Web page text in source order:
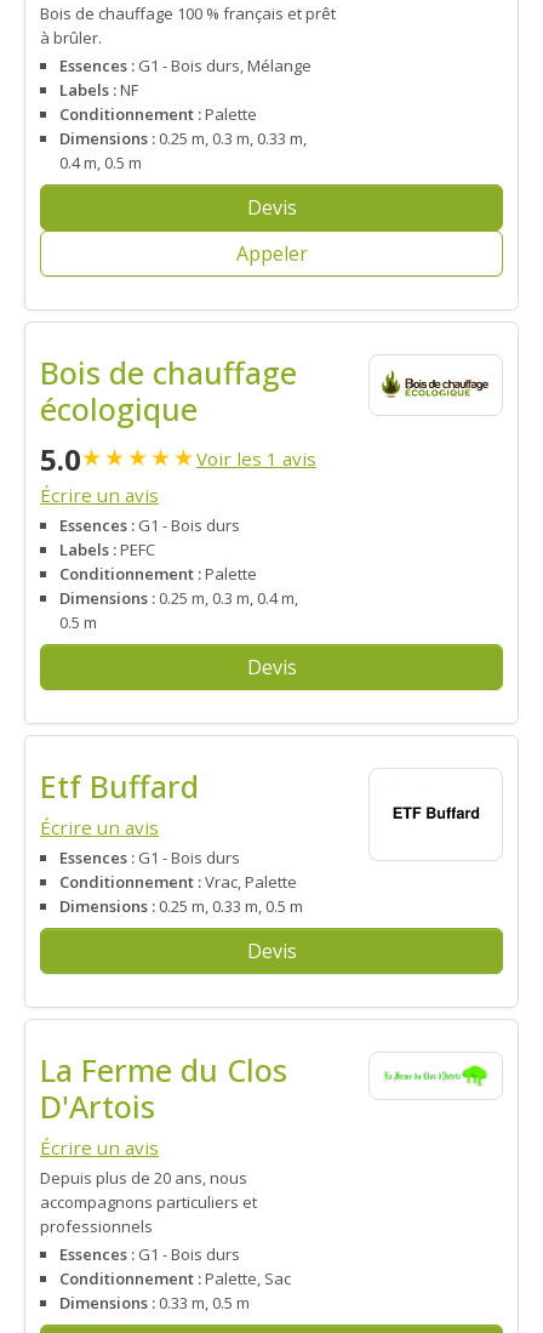
Bois de chauffage 100 % français et prêt
à brûler.
Essences : G1 - Bois durs, Mélange
Labels :NF
Conditionnement :Palette
Dimensions : 0.25 m, 0.3 m, 0.33 m,
0.4 m, 0.5 m
Devis
Appeler
Bois de chauffage
écologique
5.0★★★★★Voir les 1 avis
Écrire un avis
Essences : G1 - Bois durs
Labels :PEFC
Conditionnement :Palette
Dimensions : 0.25 m, 0.3 m, 0.4 m,
0.5 m
Devis
Etf Buffard
Écrire un avis
Essences : G1 - Bois durs
Conditionnement :Vrac, Palette
Dimensions : 0.25 m, 0.33 m, 0.5 m
Devis
La Ferme du Clos
D'Artois
Écrire un avis
Depuis plus de 20 ans, nous
accompagnons particuliers et
professionnels
Essences : G1 - Bois durs
Conditionnement :Palette, Sac
Dimensions : 0.33 m, 0.5 m